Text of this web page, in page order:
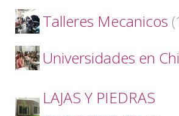
Talleres Mecanicos
Universidades en
LAJAS Y PIEDRAS